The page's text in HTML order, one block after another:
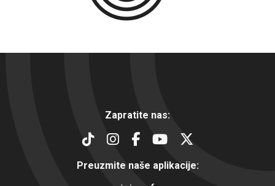
Zapratite nas:
Preuzmite naše aplikacije: